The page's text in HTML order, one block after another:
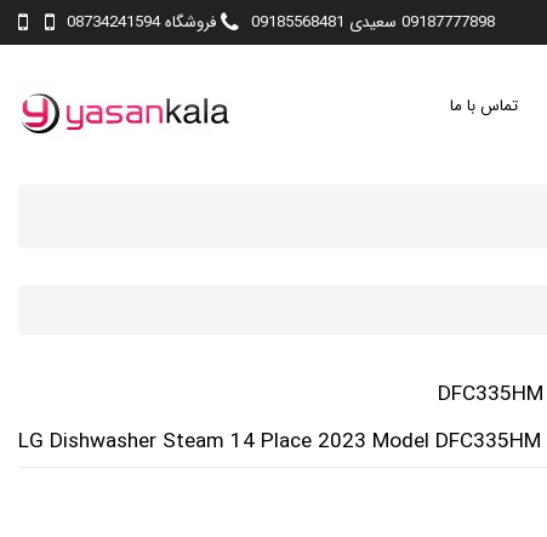
09187777898 سعیدی 09185568481 فروشگاه 08734241594
تماس با ما
LG Dishwasher Steam 14 Place 2023 Model DFC335HM